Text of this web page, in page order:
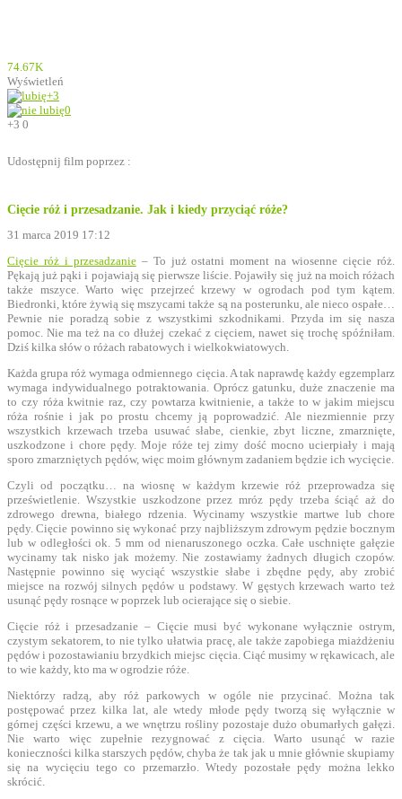
74.67K
Wyświetleń
+3
0
+3 0
Udostępnij film poprzez :
Cięcie róż i przesadzanie. Jak i kiedy przyciąć róże?
31 marca 2019 17:12
Cięcie róż i przesadzanie– To już ostatni moment na wiosenne cięcie róż.
Pękają już pąki i pojawiają się pierwsze liście. Pojawiły się już na moich różach
także mszyce. Warto więc przejrzeć krzewy w ogrodach pod tym kątem.
Biedronki, które żywią się mszycami także są na posterunku, ale nieco ospałe…
Pewnie nie poradzą sobie z wszystkimi szkodnikami. Przyda im się nasza
pomoc. Nie ma też na co dłużej czekać z cięciem, nawet się trochę spóźniłam.
Dziś kilka słów o różach rabatowych i wielkokwiatowych.
Każda grupa róż wymaga odmiennego cięcia. A tak naprawdę każdy egzemplarz
wymaga indywidualnego potraktowania. Oprócz gatunku, duże znaczenie ma
to czy róża kwitnie raz, czy powtarza kwitnienie, a także to w jakim miejscu
róża rośnie i jak po prostu chcemy ją poprowadzić. Ale niezmiennie przy
wszystkich krzewach trzeba usuwać słabe, cienkie, zbyt liczne, zmarznięte,
uszkodzone i chore pędy. Moje róże tej zimy dość mocno ucierpiały i mają
sporo zmarzniętych pędów, więc moim głównym zadaniem będzie ich wycięcie.
Czyli od początku… na wiosnę w każdym krzewie róż przeprowadza się
prześwietlenie. Wszystkie uszkodzone przez mróz pędy trzeba ściąć aż do
zdrowego drewna, białego rdzenia. Wycinamy wszystkie martwe lub chore
pędy. Cięcie powinno się wykonać przy najbliższym zdrowym pędzie bocznym
lub w odległości ok. 5 mm od nienaruszonego oczka. Całe uschnięte gałęzie
wycinamy tak nisko jak możemy. Nie zostawiamy żadnych długich czopów.
Następnie powinno się wyciąć wszystkie słabe i zbędne pędy, aby zrobić
miejsce na rozwój silnych pędów u podstawy. W gęstych krzewach warto też
usunąć pędy rosnące w poprzek lub ocierające się o siebie.
Cięcie róż i przesadzanie – Cięcie musi być wykonane wyłącznie ostrym,
czystym sekatorem, to nie tylko ułatwia pracę, ale także zapobiega miażdżeniu
pędów i pozostawianiu brzydkich miejsc cięcia. Ciąć musimy w rękawicach, ale
to wie każdy, kto ma w ogrodzie róże.
Niektórzy radzą, aby róż parkowych w ogóle nie przycinać. Można tak
postępować przez kilka lat, ale wtedy młode pędy tworzą się wyłącznie w
górnej części krzewu, a we wnętrzu rośliny pozostaje dużo obumarłych gałęzi.
Nie warto więc zupełnie rezygnować z cięcia. Warto usunąć w razie
konieczności kilka starszych pędów, chyba że tak jak u mnie głównie skupiamy
się na wycięciu tego co przemarzło. Wtedy pozostałe pędy można lekko
skrócić.